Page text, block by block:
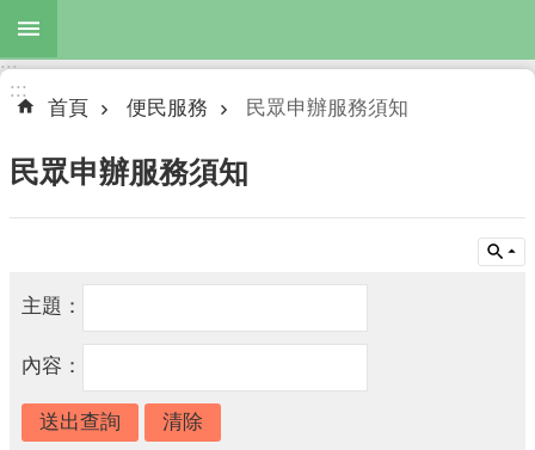
跳到主要內容區塊
階
尋
布
機
關
簡
:::
:::
首頁 便民服務 民眾申辦服務須知
民眾申辦服務須知
主題：
內容：